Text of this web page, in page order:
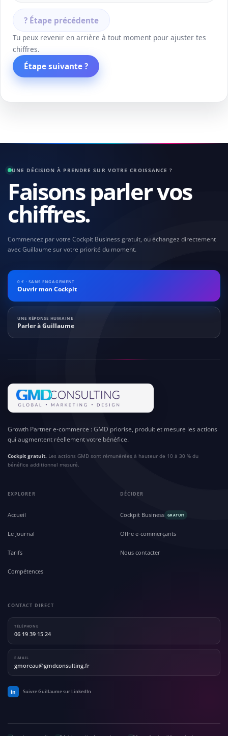
? Étape précédente
Tu peux revenir en arrière à tout moment pour ajuster tes
chiffres.
Étape suivante ?
UNE DÉCISION À PRENDRE SUR VOTRE CROISSANCE ?
Faisons parler vos
chiffres.
Commencez par votre Cockpit Business gratuit, ou échangez directement
avec Guillaume sur votre priorité du moment.
0 € · SANS ENGAGEMENT
Ouvrir mon Cockpit
UNE RÉPONSE HUMAINE
Parler à Guillaume
Growth Partner e-commerce : GMD priorise, produit et mesure les actions
qui augmentent réellement votre bénéfice.
Cockpit gratuit. Les actions GMD sont rémunérées à hauteur de 10 à 30 % du
bénéfice additionnel mesuré.
EXPLORER
Accueil
Le Journal
Tarifs
Compétences
DÉCIDER
Cockpit Business GRATUIT
Offre e-commerçants
Nous contacter
CONTACT DIRECT
TÉLÉPHONE
06 19 39 15 24
E-MAIL
gmoreau@gmdconsulting.fr
in Suivre Guillaume sur LinkedIn